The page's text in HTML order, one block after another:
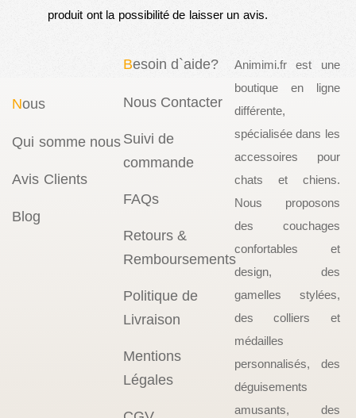
produit ont la possibilité de laisser un avis.
Nous
Qui somme nous
Avis Clients
Blog
Besoin d`aide?
Nous Contacter
Suivi de
commande
FAQs
Retours &
Remboursements
Politique de
Livraison
Mentions
Légales
Animimi.fr est une
boutique en ligne
différente,
spécialisée dans les
accessoires pour
chats et chiens.
Nous proposons
des couchages
confortables et
design, des
gamelles stylées,
des colliers et
médailles
personnalisés, des
déguisements
amusants, des